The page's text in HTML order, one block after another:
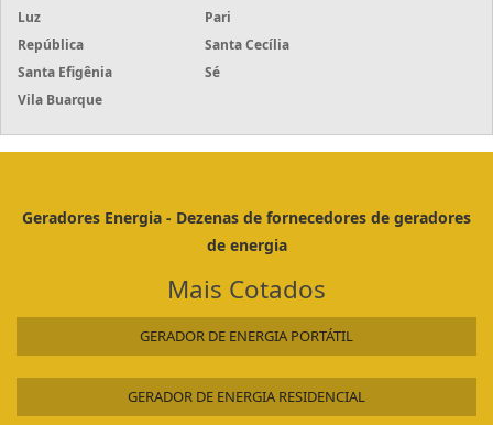
Luz
Pari
República
Santa Cecília
Santa Efigênia
Sé
Vila Buarque
Geradores Energia - Dezenas de fornecedores de geradores
de energia
Mais Cotados
GERADOR DE ENERGIA PORTÁTIL
GERADOR DE ENERGIA RESIDENCIAL